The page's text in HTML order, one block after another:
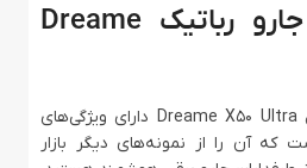
ویژگی‌های بارز جارو رباتیک Dreame
جارو رباتیک شیائومی مدل Dreame X50 Ultra دارای ویژگی‌های
آن را از نمونه‌های دیگر بازار